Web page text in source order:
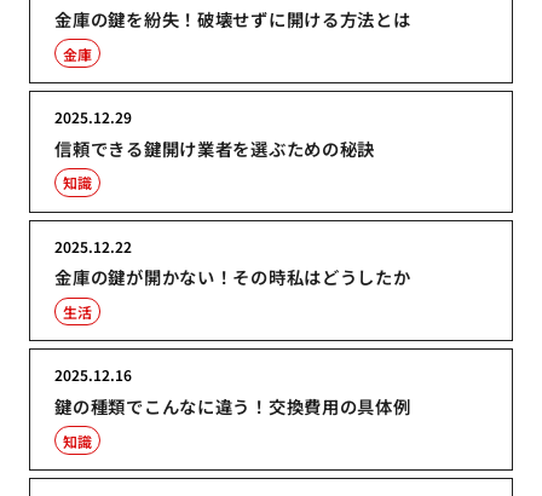
金庫の鍵を紛失！破壊せずに開ける方法とは
金庫
信頼できる鍵開け業者を選ぶための秘訣
2025.12.29
知識
金庫の鍵が開かない！その時私はどうしたか
2025.12.22
生活
鍵の種類でこんなに違う！交換費用の具体例
2025.12.16
知識